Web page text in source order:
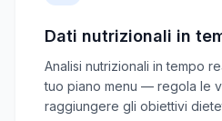
Dati nutrizionali in
Analisi nutrizionali in tempo
tuo piano menu — regola le
raggiungere gli obiettivi